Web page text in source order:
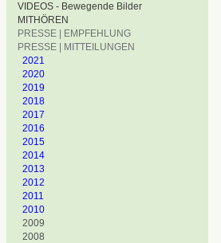
VIDEOS - Bewegende Bilder
MITHÖREN
PRESSE | EMPFEHLUNG
PRESSE | MITTEILUNGEN
2021
2020
2019
2018
2017
2016
2015
2014
2013
2012
2011
2010
2009
2008